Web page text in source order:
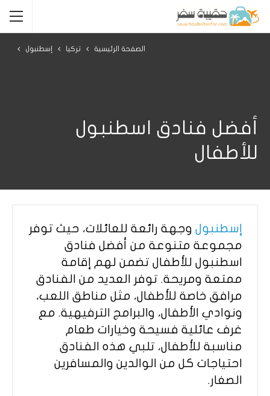
الصفحة الرئيسية تركيا إسطنبول
أفضل فنادق اسطنبول
للأطفال
إسطنبول وجهة رائعة للعائلات، حيث توفر
مجموعة متنوعة من أفضل فنادق
اسطنبول للأطفال تضمن لهم إقامة
ممتعة ومريحة. توفر العديد من الفنادق
مرافق خاصة للأطفال، مثل مناطق اللعب،
ونوادي الأطفال، والبرامج الترفيهية. مع
غرف عائلية فسيحة وخيارات طعام
مناسبة للأطفال، تلبي هذه الفنادق
احتياجات كل من الوالدين والمسافرين
الصغار.